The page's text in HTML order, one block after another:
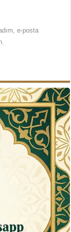
e-posta